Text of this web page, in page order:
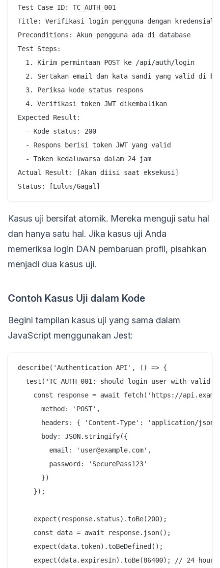
Test Case ID: TC_AUTH_001
Title: Verifikasi login pengguna dengan kredensial
Preconditions: Akun pengguna ada di database
Test Steps:
  1. Kirim permintaan POST ke /api/auth/login
2. Sertakan email dan kata sandi yang valid di
  3. Periksa kode status respons
  4. Verifikasi token JWT dikembalikan
Expected Result:
  - Kode status: 200
  - Respons berisi token JWT yang valid
  - Token kedaluwarsa dalam 24 jam
Actual Result: [Akan diisi saat eksekusi]
Kasus uji bersifat atomik. Mereka menguji satu hal
dan hanya satu hal. Jika kasus uji Anda
memeriksa login DAN pembaruan profil, pisahkan
menjadi dua kasus uji.
Contoh Kasus Uji dalam Kode
Begini tampilan kasus uji yang sama dalam
JavaScript menggunakan Jest:
describe('Authentication API', () => {
test('TC_AUTH_001: should login user with valid
const response = await fetch('https://
      method: 'POST',
headers: { 'Content-Type': 'application/json'
      body: JSON.stringify({
        email: 'user@example.com',
        password: 'SecurePass123'
      })
    });
    expect(response.status).toBe(200);
    const data = await response.json();
    expect(data.token).toBeDefined();
expect(data.expiresIn).toBe(86400); // 24